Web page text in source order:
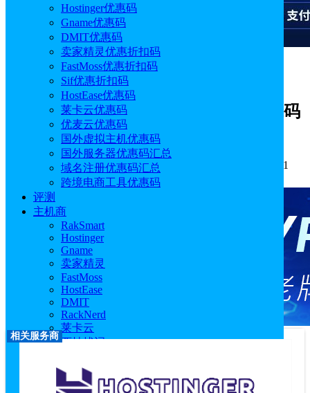
Hostinger优惠码
Gname优惠码
DMIT优惠码
卖家精灵优惠折扣码
FastMoss优惠折扣码
Sif优惠折扣码
HostEase优惠码
莱卡云优惠码
优麦云优惠码
国外虚拟主机优惠码
国外服务器优惠码汇总
域名注册优惠码汇总
跨境电商工具优惠码
评测
主机商
RakSmart
Hostinger
Gname
卖家精灵
FastMoss
HostEase
DMIT
RackNerd
莱卡云
西柚找词
恒创科技
技术教程
2026年Hostinger优惠码 优惠券 优惠代码
最新整理汇总
作者: idcspy 分类:优惠码
发布时间: 2020.03.20 14:51:11
更新于: 2026.08.07 18:02:33
相关服务商